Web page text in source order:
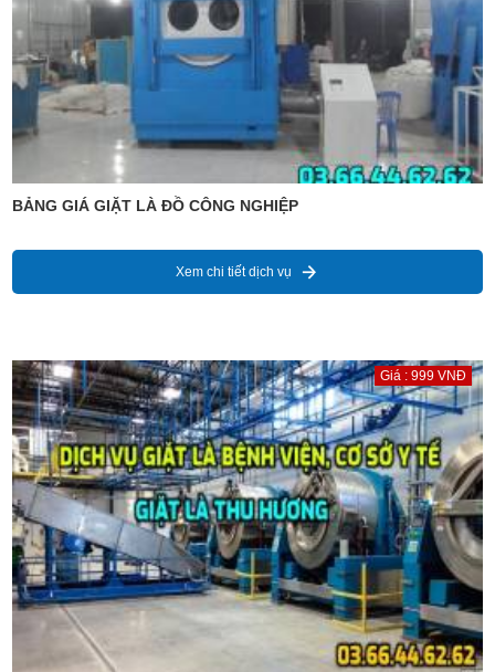
BẢNG GIÁ GIẶT LÀ ĐỒ CÔNG NGHIỆP
Xem chi tiết dịch vụ
Giá : 999 VNĐ